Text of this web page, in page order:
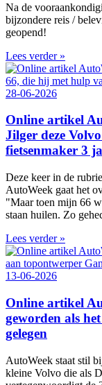
Na de
bijzondere reis /
geopend!
Lees verder »
28-06-2026
Online artikel
Jilger deze
fietsenmaker 3
Deze keer in de
AutoWeek gaat het
"Maar toen mijn 66
staan huilen. Zo
Lees verder »
13-06-2026
Online artikel
geworden als
gelegen
AutoWeek staat stil
kleine Volvo die als